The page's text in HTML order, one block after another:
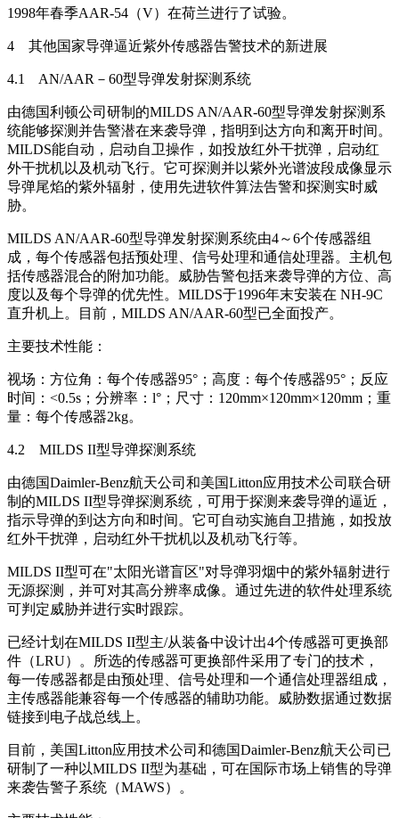
1998年春季AAR-54（V）在荷兰进行了试验。
4 其他国家导弹逼近紫外传感器告警技术的新进展
4.1 AN/AAR－60型导弹发射探测系统
由德国利顿公司研制的MILDS AN/AAR-60型导弹发射探测系
统能够探测并告警潜在来袭导弹，指明到达方向和离开时间。
MILDS能自动，启动自卫操作，如投放红外干扰弹，启动红
外干扰机以及机动飞行。它可探测并以紫外光谱波段成像显示
导弹尾焰的紫外辐射，使用先进软件算法告警和探测实时威
胁。
MILDS AN/AAR-60型导弹发射探测系统由4～6个传感器组
成，每个传感器包括预处理、信号处理和通信处理器。主机包
括传感器混合的附加功能。威胁告警包括来袭导弹的方位、高
度以及每个导弹的优先性。MILDS于1996年末安装在 NH-9C
直升机上。目前，MILDS AN/AAR-60型已全面投产。
主要技术性能：
视场：方位角：每个传感器95°；高度：每个传感器95°；反应
时间：<0.5s；分辨率：l°；尺寸：120mm×120mm×120mm；重
量：每个传感器2kg。
4.2 MILDS II型导弹探测系统
由德国Daimler-Benz航天公司和美国Litton应用技术公司联合研
制的MILDS II型导弹探测系统，可用于探测来袭导弹的逼近，
指示导弹的到达方向和时间。它可自动实施自卫措施，如投放
红外干扰弹，启动红外干扰机以及机动飞行等。
MILDS II型可在"太阳光谱盲区"对导弹羽烟中的紫外辐射进行
无源探测，并可对其高分辨率成像。通过先进的软件处理系统
可判定威胁并进行实时跟踪。
已经计划在MILDS II型主/从装备中设计出4个传感器可更换部
件（LRU）。所选的传感器可更换部件采用了专门的技术，
每一传感器都是由预处理、信号处理和一个通信处理器组成，
主传感器能兼容每一个传感器的辅助功能。威胁数据通过数据
链接到电子战总线上。
目前，美国Litton应用技术公司和德国Daimler-Benz航天公司已
研制了一种以MILDS II型为基础，可在国际市场上销售的导弹
来袭告警子系统（MAWS）。